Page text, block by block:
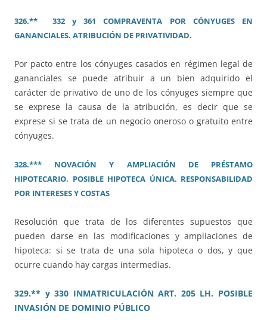
326.** 332 y 361 COMPRAVENTA POR CÓNYUGES EN
GANANCIALES. ATRIBUCIÓN DE PRIVATIVIDAD.
Por pacto entre los cónyuges casados en régimen legal de
gananciales se puede atribuir a un bien adquirido el
carácter de privativo de uno de los cónyuges siempre que
se exprese la causa de la atribución, es decir que se
exprese si se trata de un negocio oneroso o gratuito entre
cónyuges.
328.*** NOVACIÓN Y AMPLIACIÓN DE PRÉSTAMO
HIPOTECARIO. POSIBLE HIPOTECA ÚNICA. RESPONSABILIDAD
POR INTERESES Y COSTAS
Resolución que trata de los diferentes supuestos que
pueden darse en las modificaciones y ampliaciones de
hipoteca: si se trata de una sola hipoteca o dos, y que
ocurre cuando hay cargas intermedias.
329.** y 330 INMATRICULACIÓN ART. 205 LH. POSIBLE
INVASIÓN DE DOMINIO PÚBLICO